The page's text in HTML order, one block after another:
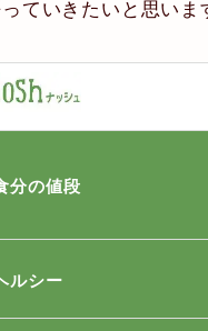
ていきたいと思いま
分の値段
ルシー